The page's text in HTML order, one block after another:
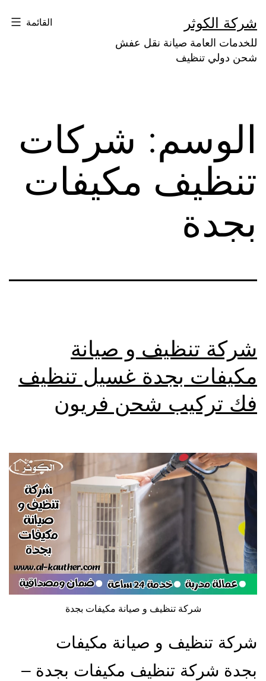
إلى
المحتوى
شركة الكوثر
للخدمات العامة صيانة نقل عفش
شحن دولي تنظيف
القائمة
الوسم: شركات
تنظيف مكيفات
بجدة
شركة تنظيف و صيانة
مكيفات بجدة غسيل تنظيف
فك تركيب شحن فريون
شركة تنظيف و صيانة مكيفات بجدة
شركة تنظيف و صيانة مكيفات
بجدة شركة تنظيف مكيفات بجدة –